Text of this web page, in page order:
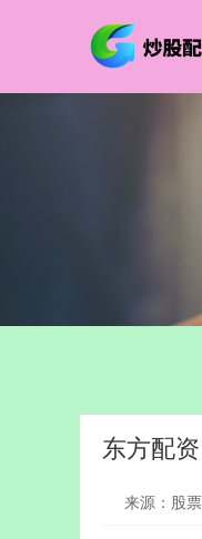
东方配
来源：股